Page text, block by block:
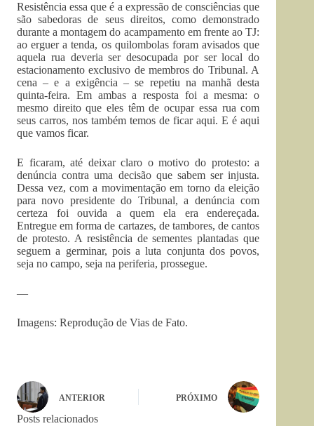
Resistência essa que é a expressão de consciências que
são sabedoras de seus direitos, como demonstrado
durante a montagem do acampamento em frente ao TJ:
ao erguer a tenda, os quilombolas foram avisados que
aquela rua deveria ser desocupada por ser local do
estacionamento exclusivo de membros do Tribunal. A
cena – e a exigência – se repetiu na manhã desta
quinta-feira. Em ambas a resposta foi a mesma: o
mesmo direito que eles têm de ocupar essa rua com
seus carros, nos também temos de ficar aqui. E é aqui
que vamos ficar.
E ficaram, até deixar claro o motivo do protesto: a
denúncia contra uma decisão que sabem ser injusta.
Dessa vez, com a movimentação em torno da eleição
para novo presidente do Tribunal, a denúncia com
certeza foi ouvida a quem ela era endereçada.
Entregue em forma de cartazes, de tambores, de cantos
de protesto. A resistência de sementes plantadas que
seguem a germinar, pois a luta conjunta dos povos,
seja no campo, seja na periferia, prossegue.
—
Imagens: Reprodução de Vias de Fato.
ANTERIOR PRÓXIMO
Posts relacionados